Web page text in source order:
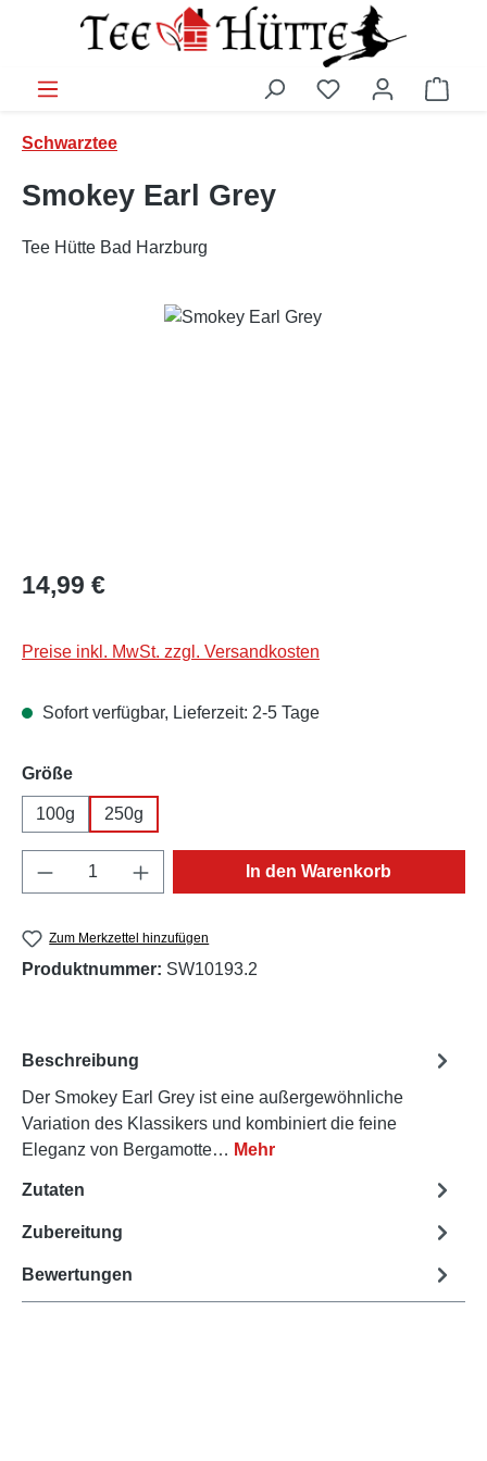
Zum Hauptinhalt springen
Schwarztee
Smokey Earl Grey
Tee Hütte Bad Harzburg
Bildergalerie überspringen
Regulärer Preis:
14,99 €
Preise inkl. MwSt. zzgl. Versandkosten
Sofort verfügbar, Lieferzeit: 2-5 Tage
Größeauswählen
100g 250g
Produkt Anzahl: Gib den gewünschten
In den Warenkorb
Zum Merkzettel hinzufügen
Produktnummer: SW10193.2
Beschreibung
Der Smokey Earl Grey ist eine außergewöhnliche
Variation des Klassikers und kombiniert die feine
Eleganz von Bergamotte… Mehr
Zutaten
Zubereitung
Bewertungen